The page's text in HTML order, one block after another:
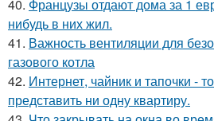
40. Французы отдают дома за 1
нибудь в них жил.
41. Важность вентиляции для
газового котла
42. Интернет, чайник и тапочки -
представить ни одну квартиру.